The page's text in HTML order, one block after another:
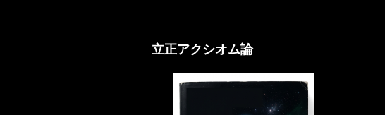
立正アクシオム論